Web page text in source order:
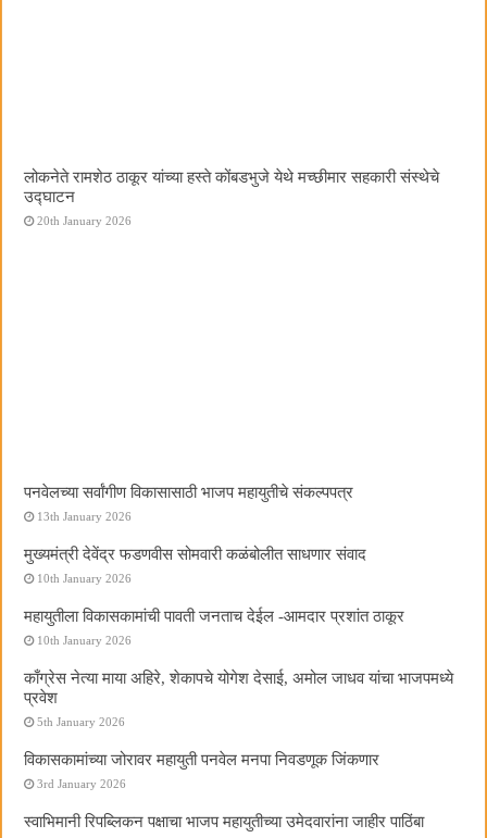
लोकनेते रामशेठ ठाकूर यांच्या हस्ते कोंबडभुजे येथे मच्छीमार सहकारी संस्थेचे
उद्घाटन
20th January 2026
पनवेलच्या सर्वांगीण विकासासाठी भाजप महायुतीचे संकल्पपत्र
13th January 2026
मुख्यमंत्री देवेंद्र फडणवीस सोमवारी कळंबोलीत साधणार संवाद
10th January 2026
महायुतीला विकासकामांची पावती जनताच देईल -आमदार प्रशांत ठाकूर
10th January 2026
काँग्रेस नेत्या माया अहिरे, शेकापचे योगेश देसाई, अमोल जाधव यांचा भाजपमध्ये
प्रवेश
5th January 2026
विकासकामांच्या जोरावर महायुती पनवेल मनपा निवडणूक जिंकणार
3rd January 2026
स्वाभिमानी रिपब्लिकन पक्षाचा भाजप महायुतीच्या उमेदवारांना जाहीर पाठिंबा